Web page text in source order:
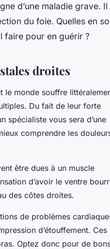
d’une maladie grave. Il
du foie. Quelles en
faire pour en guérir ?
droites
le monde souffre
Du fait de leur forte
spécialiste vous sera d’une
comprendre les
être dues à un muscle
d’avoir le ventre
des côtes droites.
de problèmes
d’étouffement. Ces
Optez donc pour de